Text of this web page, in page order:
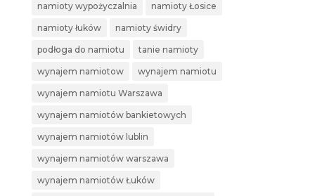
namioty wypożyczalnia namioty Łosice
namioty łuków namioty świdry
podłoga do namiotu tanie namioty
wynajem namiotow wynajem namiotu
wynajem namiotu Warszawa
wynajem namiotów bankietowych
wynajem namiotów lublin
wynajem namiotów warszawa
wynajem namiotów Łuków